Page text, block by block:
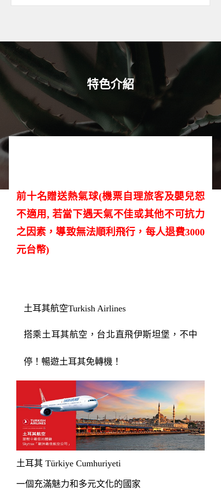
特色介紹
前十名贈送熱氣球(機票自理旅客及嬰兒恕
不適用, 若當下遇天氣不佳或其他不可抗力
之因素，導致無法順利飛行，每人退費3000
元台幣)
土耳其航空Turkish Airlines
搭乘土耳其航空，台北直飛伊斯坦堡，不中
停！暢遊土耳其免轉機！
土耳其 Türkiye Cumhuriyeti
一個充滿魅力和多元文化的國家